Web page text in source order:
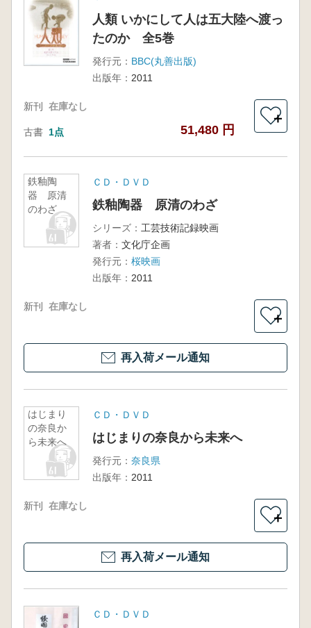
人類 いかにして人は五大陸へ渡っ
たのか 全5巻
発行元： BBC(丸善出版)
出版年： 2011
新刊 在庫なし
古書 1点 51,480 円
＋
鉄釉陶
器 原清
のわざ
ＣＤ・ＤＶＤ
鉄釉陶器 原清のわざ
シリーズ： 工芸技術記録映画
著者： 文化庁企画
発行元： 桜映画
出版年： 2011
新刊 在庫なし
＋
再入荷メール通知
はじまり
の奈良か
ら未来へ
ＣＤ・ＤＶＤ
はじまりの奈良から未来へ
発行元： 奈良県
出版年： 2011
新刊 在庫なし
＋
再入荷メール通知
ＣＤ・ＤＶＤ